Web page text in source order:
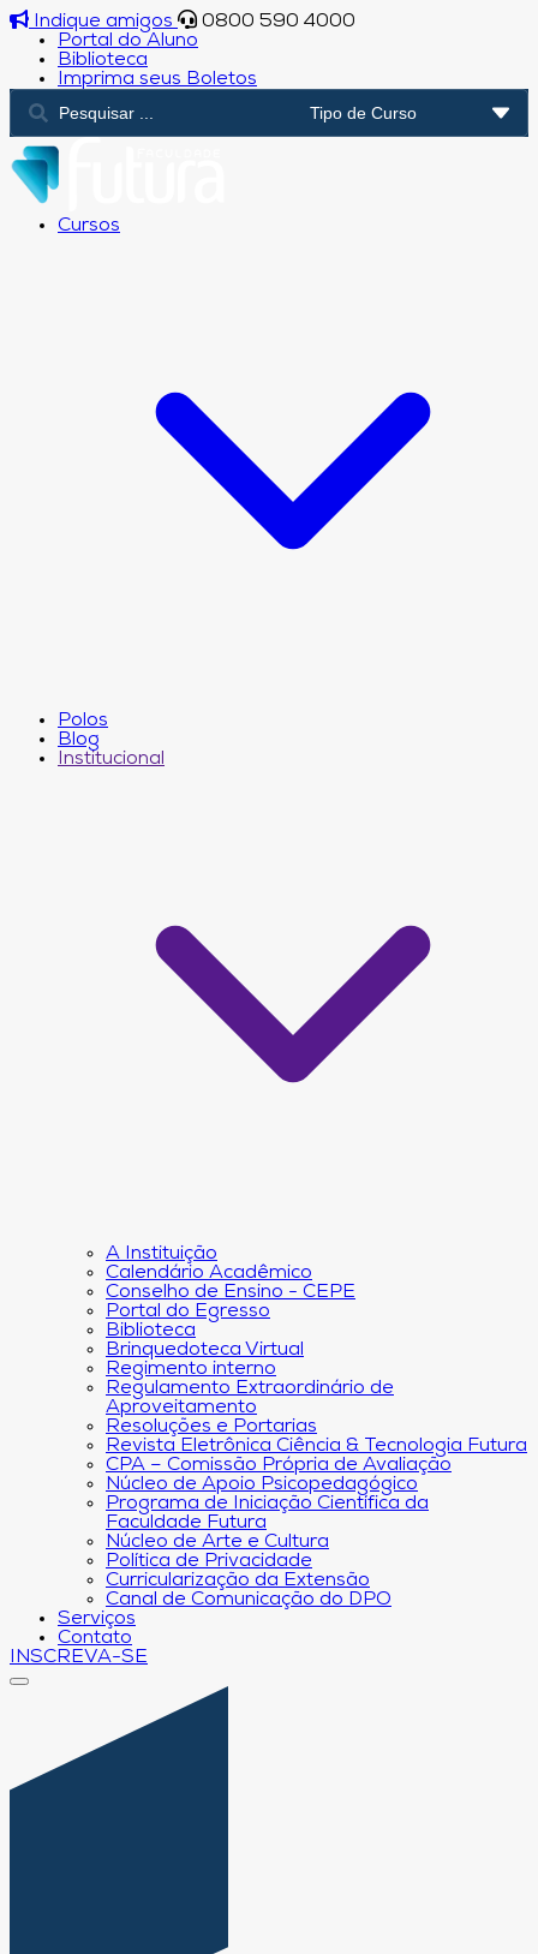
Indique amigos
0800 590 4000
Portal do Aluno
Biblioteca
Imprima seus Boletos
Cursos
Polos
Blog
Institucional
A Instituição
Calendário Acadêmico
Conselho de Ensino - CEPE
Portal do Egresso
Biblioteca
Brinquedoteca Virtual
Regimento interno
Regulamento Extraordinário de
Aproveitamento
Resoluções e Portarias
Revista Eletrônica Ciência & Tecnologia Futura
CPA – Comissão Própria de Avaliação
Núcleo de Apoio Psicopedagógico
Programa de Iniciação Científica da
Faculdade Futura
Núcleo de Arte e Cultura
Política de Privacidade
Curricularização da Extensão
Canal de Comunicação do DPO
Serviços
Contato
INSCREVA-SE